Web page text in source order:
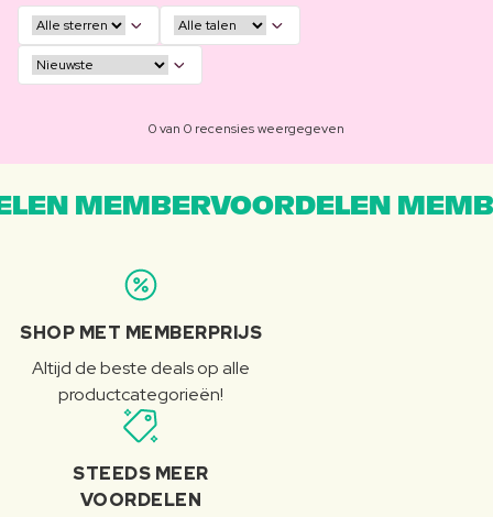
0 van 0 recensies weergegeven
MEMBERVOORDELEN
SHOP MET MEMBERPRIJS
Altijd de beste deals op alle
productcategorieën!
STEEDS MEER
VOORDELEN